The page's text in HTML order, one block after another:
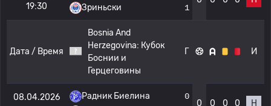
19:30
Зриньски
1
Дата / Время
Bosnia And
Herzegovina: Кубок
Боснии и
Герцеговины
Г И
08.04.2026
Радник Биелина 0
0 0 0 0 Н